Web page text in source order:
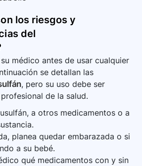
los riesgos y
del
médico antes de usar cualquier
se detallan las
, pero su uso debe ser
de la salud.
a otros medicamentos o a
planea quedar embarazada o si
a su bebé.
qué medicamentos con y sin